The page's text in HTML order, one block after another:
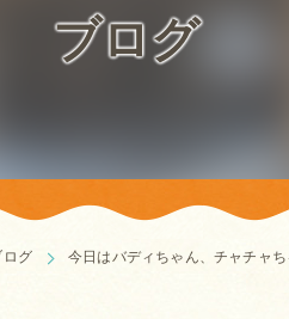
ブログ
グ 今日はバディちゃん、チャチャ